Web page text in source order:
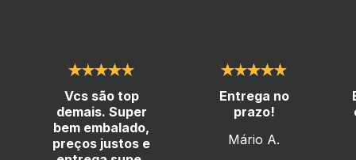
Vcs são top
demais. Super
bem embalado,
preços justos e
Entrega no
prazo!
Mário A.